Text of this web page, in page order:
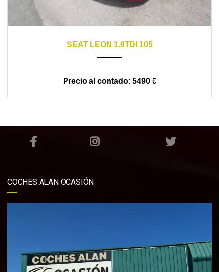
SEAT LEON 1.9TDI 105
5490 €
COCHES ALAN OCASIÓN